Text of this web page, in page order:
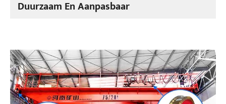
Duurzaam En Aanpasbaar